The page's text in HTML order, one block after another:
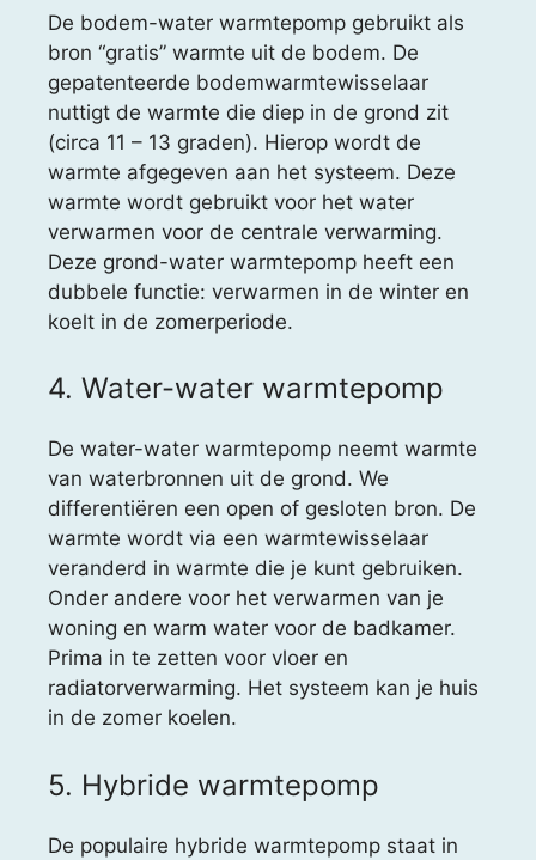
De bodem-water warmtepomp gebruikt als
bron “gratis” warmte uit de bodem. De
gepatenteerde bodemwarmtewisselaar
nuttigt de warmte die diep in de grond zit
(circa 11 – 13 graden). Hierop wordt de
warmte afgegeven aan het systeem. Deze
warmte wordt gebruikt voor het water
verwarmen voor de centrale verwarming.
Deze grond-water warmtepomp heeft een
dubbele functie: verwarmen in de winter en
koelt in de zomerperiode.
4. Water-water warmtepomp
De water-water warmtepomp neemt warmte
van waterbronnen uit de grond. We
differentiëren een open of gesloten bron. De
warmte wordt via een warmtewisselaar
veranderd in warmte die je kunt gebruiken.
Onder andere voor het verwarmen van je
woning en warm water voor de badkamer.
Prima in te zetten voor vloer en
radiatorverwarming. Het systeem kan je huis
in de zomer koelen.
5. Hybride warmtepomp
De populaire hybride warmtepomp staat in